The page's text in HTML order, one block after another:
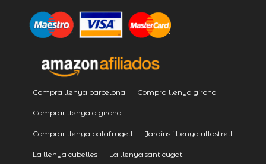
Compra llenya barcelona Compra llenya girona
Comprar llenya a girona
Comprar llenya palafrugell Jardins i llenya ullastrell
La llenya cubelles La llenya sant cugat